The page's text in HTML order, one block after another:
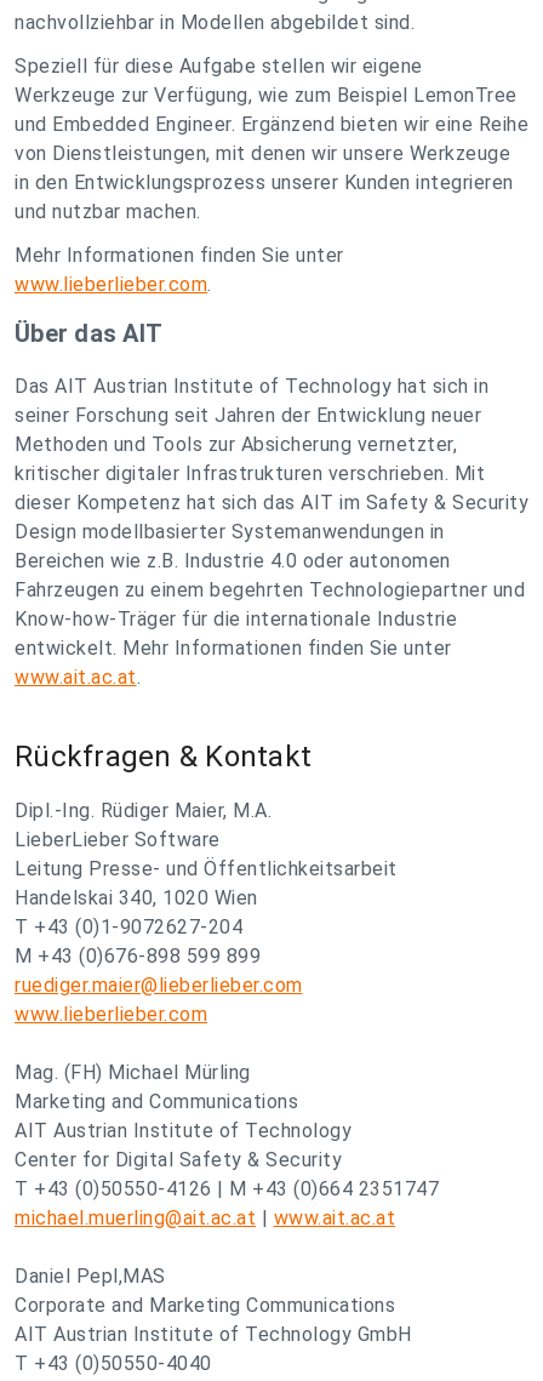
nachvollziehbar in Modellen abgebildet sind.
Speziell für diese Aufgabe stellen wir eigene
Werkzeuge zur Verfügung, wie zum Beispiel LemonTree
und Embedded Engineer. Ergänzend bieten wir eine Reihe
von Dienstleistungen, mit denen wir unsere Werkzeuge
in den Entwicklungsprozess unserer Kunden integrieren
und nutzbar machen.
Mehr Informationen finden Sie unter
www.lieberlieber.com.
Über das AIT
Das AIT Austrian Institute of Technology hat sich in
seiner Forschung seit Jahren der Entwicklung neuer
Methoden und Tools zur Absicherung vernetzter,
kritischer digitaler Infrastrukturen verschrieben. Mit
dieser Kompetenz hat sich das AIT im Safety & Security
Design modellbasierter Systemanwendungen in
Bereichen wie z.B. Industrie 4.0 oder autonomen
Fahrzeugen zu einem begehrten Technologiepartner und
Know-how-Träger für die internationale Industrie
entwickelt. Mehr Informationen finden Sie unter
www.ait.ac.at.
Rückfragen & Kontakt
Dipl.-Ing. Rüdiger Maier, M.A.
LieberLieber Software
Leitung Presse- und Öffentlichkeitsarbeit
Handelskai 340, 1020 Wien
T +43 (0)1-9072627-204
M +43 (0)676-898 599 899
ruediger.maier@lieberlieber.com
www.lieberlieber.com
Mag. (FH) Michael Mürling
Marketing and Communications
AIT Austrian Institute of Technology
Center for Digital Safety & Security
T +43 (0)50550-4126 | M +43 (0)664 2351747
michael.muerling@ait.ac.at
www.ait.ac.at
Daniel Pepl,MAS
Corporate and Marketing Communications
AIT Austrian Institute of Technology GmbH
T +43 (0)50550-4040